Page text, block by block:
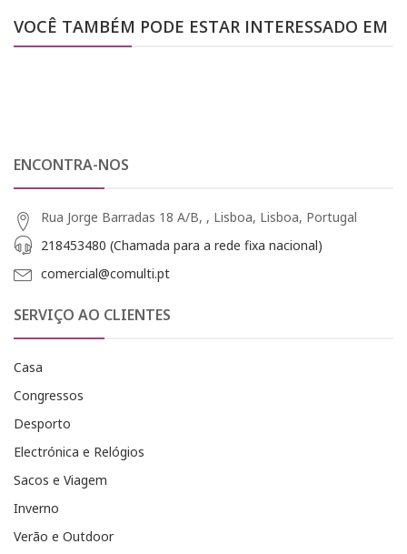
VOCÊ TAMBÉM PODE ESTAR INTERESSADO EM
ENCONTRA-NOS
Rua Jorge Barradas 18 A/B, , Lisboa, Lisboa, Portugal
218453480 (Chamada para a rede fixa nacional)
comercial@comulti.pt
SERVIÇO AO CLIENTES
Casa
Congressos
Desporto
Electrónica e Relógios
Sacos e Viagem
Inverno
Verão e Outdoor